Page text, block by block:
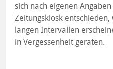
sich nach eigenen
Zeitungskiosk
langen Intervallen
in Vergessenheit geraten.